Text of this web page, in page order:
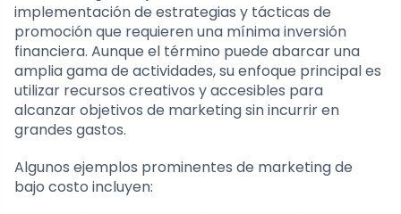
implementación de estrategias y tácticas de
promoción que requieren una mínima inversión
financiera. Aunque el término puede abarcar una
amplia gama de actividades, su enfoque principal es
utilizar recursos creativos y accesibles para
alcanzar objetivos de marketing sin incurrir en
grandes gastos.
Algunos ejemplos prominentes de marketing de
bajo costo incluyen: